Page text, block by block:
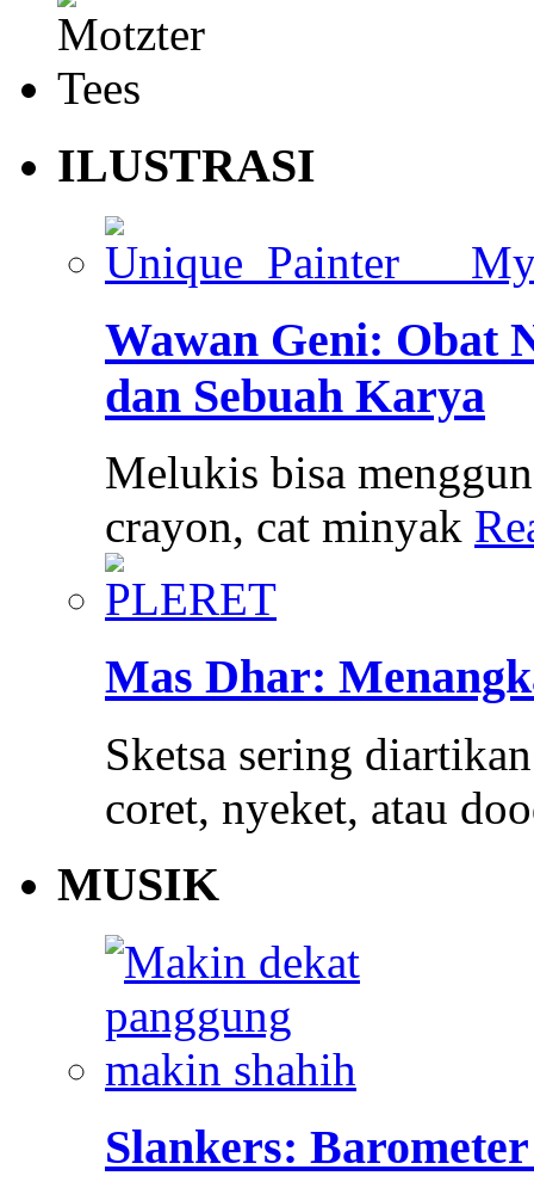
ILUSTRASI
Wawan Geni: Obat
dan Sebuah Karya
Melukis bisa
crayon, cat minyak
Mas Dhar:
Sketsa sering
coret, nyeket, atau
MUSIK
Slankers: